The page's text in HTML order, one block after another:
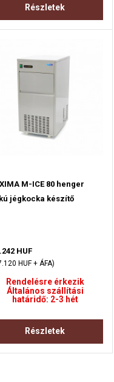
Részletek
M-ICE 80 henger
jégkocka készítő
HUF
HUF + ÁFA)
Rendelésre érkezik
Általános szállítási
határidő: 2-3 hét
Részletek